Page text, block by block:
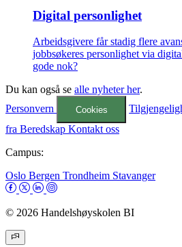
Digital personlighet
Arbeidsgivere får stadig flere
jobbsøkeres personlighet via
gode nok?
Du kan også se alle nyheter her.
Personvern
Cookies
fra Beredskap Kontakt oss
Campus:
Oslo Bergen Trondheim Stavanger
© 2026 Handelshøyskolen BI